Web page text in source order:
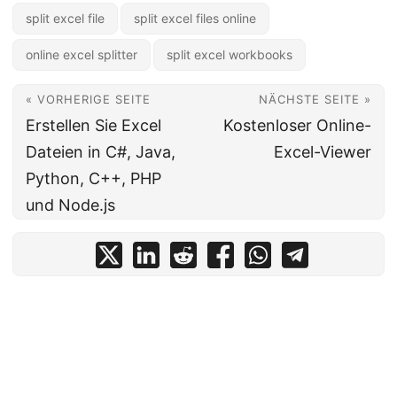
split excel file split excel files online
online excel splitter split excel workbooks
« VORHERIGE SEITE
Erstellen Sie Excel
Dateien in C#, Java,
Python, C++, PHP
und Node.js
NÄCHSTE SEITE »
Kostenloser Online-
Excel-Viewer